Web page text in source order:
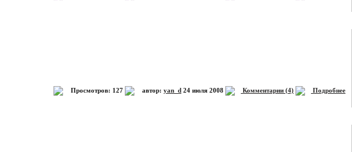
Просмотров: 127 автор: yan_d 24 июля 2008 Комментарии (4) Подробнее